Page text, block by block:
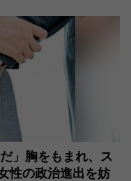
」胸をもまれ、ス
性の政治進出を妨